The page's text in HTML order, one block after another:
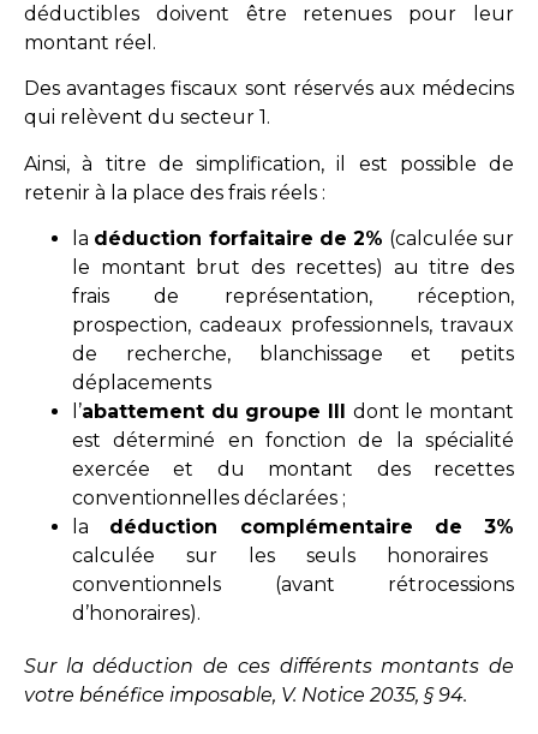
déductibles doivent être retenues pour leur
montant réel.
Des avantages fiscaux sont réservés aux médecins
qui relèvent du secteur 1.
Ainsi, à titre de simplification, il est possible de
retenir à la place des frais réels :
la déduction forfaitaire de 2% (calculée sur
le montant brut des recettes) au titre des
frais de représentation, réception,
prospection, cadeaux professionnels, travaux
de recherche, blanchissage et petits
déplacements
l’abattement du groupe III dont le montant
est déterminé en fonction de la spécialité
exercée et du montant des recettes
conventionnelles déclarées ;
la déduction complémentaire de 3%
calculée sur les seuls honoraires
conventionnels (avant rétrocessions
d’honoraires).
Sur la déduction de ces différents montants de
votre bénéfice imposable, V. Notice 2035, § 94.